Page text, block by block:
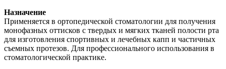
Назначение
Применяется в ортопедической стоматологии для получения
монофазных оттисков с твердых и мягких тканей полости рта
для изготовления спортивных и лечебных капп и частичных
съемных протезов. Для профессионального использования в
стоматологической практике.